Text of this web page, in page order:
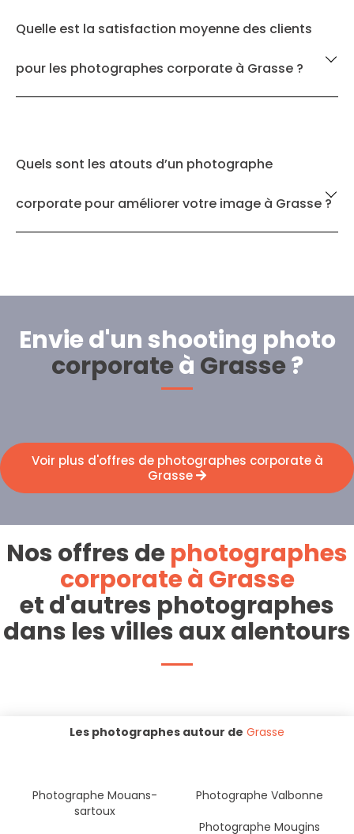
Quelle est la satisfaction moyenne des clients
pour les photographes corporate à Grasse ?
Quels sont les atouts d’un photographe
corporate pour améliorer votre image à Grasse ?
Envie d'un shooting photo
corporateà Grasse?
Voir plus d'offres de photographes corporate à
Grasse
Nos offres dephotographes
corporate à Grasse
et d'autres photographes
dans les villes aux alentours
Les photographes autour de Grasse
Photographe Mouans-
sartoux
Photographe Valbonne
Photographe Mougins